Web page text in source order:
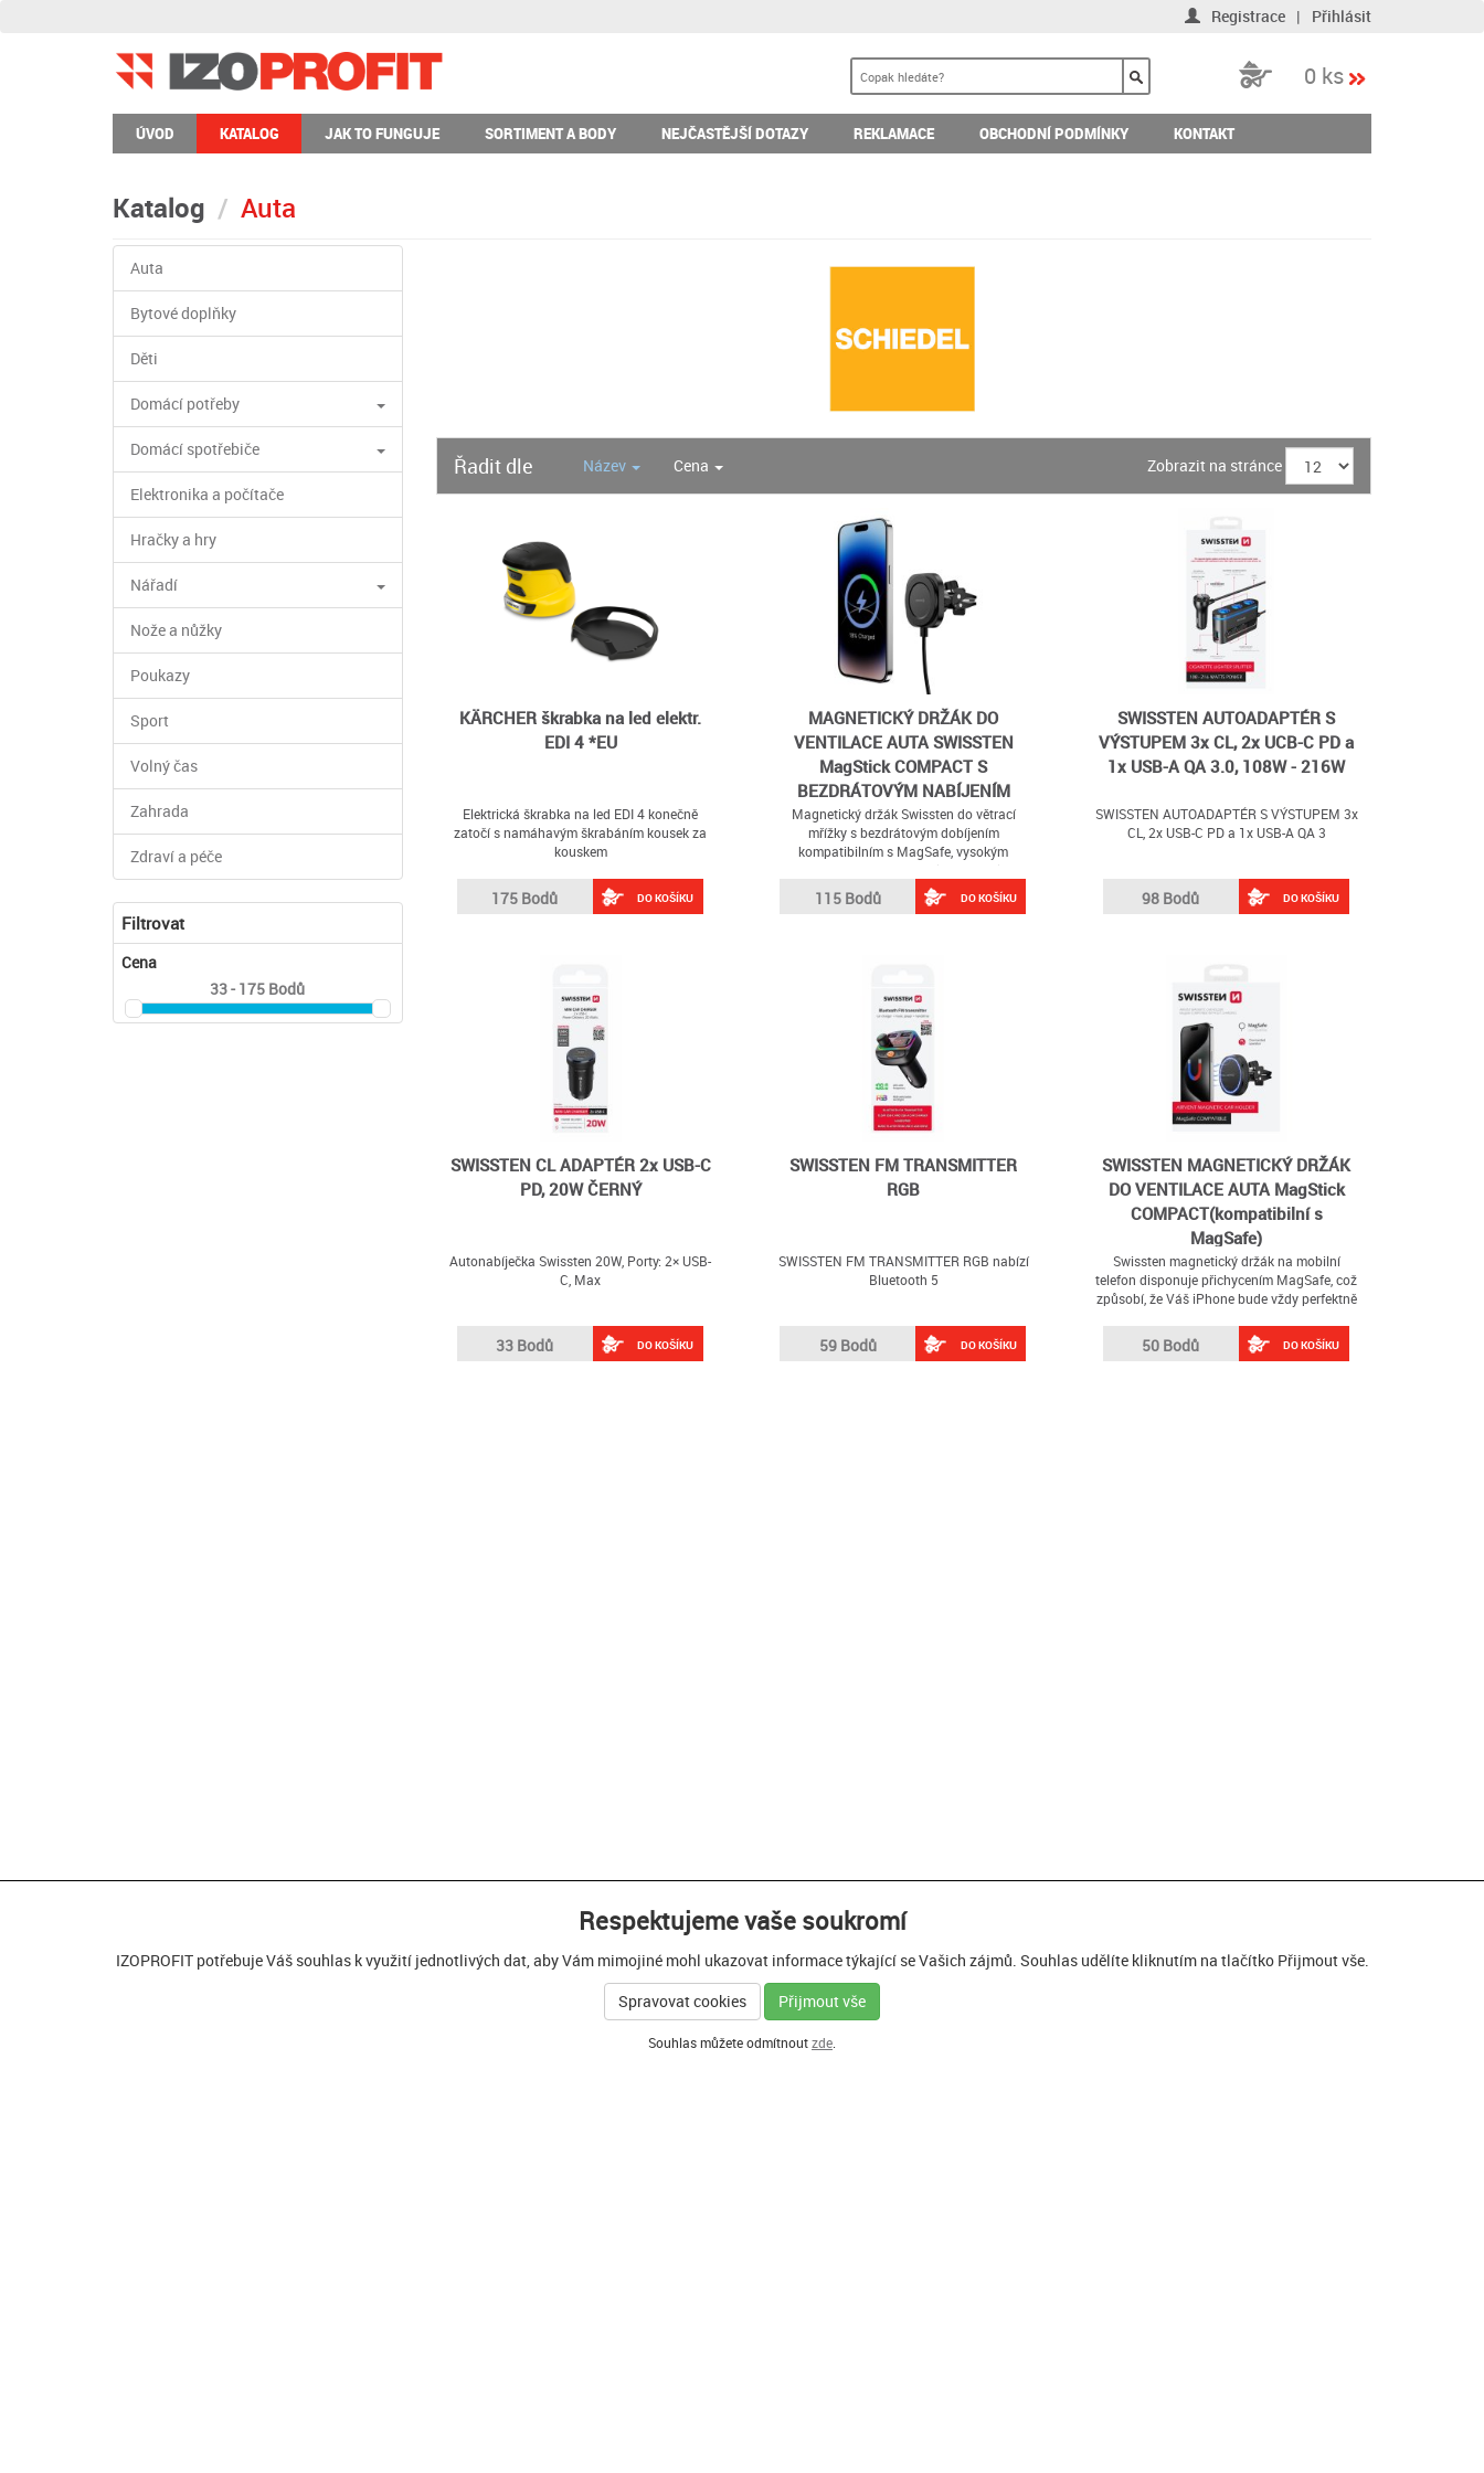
Registrace | Přihlásit
0 ks
ÚVOD KATALOG JAK TO FUNGUJE SORTIMENT A BODY NEJČASTĚJŠÍ DOTAZY REKLAMACE OBCHODNÍ PODMÍNKY KONTAKT
Katalog Auta
Auta
Bytové doplňky
Děti
Domácí potřeby
Domácí spotřebiče
Elektronika a počítače
Hračky a hry
Nářadí
Nože a nůžky
Poukazy
Sport
Volný čas
Zahrada
Zdraví a péče
Filtrovat
Cena
33 - 175 Bodů
Řadit dle Název Cena Zobrazit na stránce
KÄRCHER škrabka na led elektr.
EDI 4 *EU
Elektrická škrabka na led EDI 4 konečně
zatočí s namáhavým škrabáním kousek za
kouskem
175 Bodů DO KOŠÍKU
MAGNETICKÝ DRŽÁK DO
VENTILACE AUTA SWISSTEN
MagStick COMPACT S
BEZDRÁTOVÝM NABÍJENÍM
15W/7,5W
Magnetický držák Swissten do větrací
mřížky s bezdrátovým dobíjením
kompatibilním s MagSafe, vysokým
výkonem 15W a odpojitelným kabelem
115 Bodů DO KOŠÍKU
SWISSTEN AUTOADAPTÉR S
VÝSTUPEM 3x CL, 2x UCB-C PD a
1x USB-A QA 3.0, 108W - 216W
SWISSTEN AUTOADAPTÉR S VÝSTUPEM 3x
CL, 2x USB-C PD a 1x USB-A QA 3
98 Bodů DO KOŠÍKU
SWISSTEN CL ADAPTÉR 2x USB-C
PD, 20W ČERNÝ
Autonabíječka Swissten 20W, Porty: 2× USB-
C, Max
33 Bodů DO KOŠÍKU
SWISSTEN FM TRANSMITTER
RGB
SWISSTEN FM TRANSMITTER RGB nabízí
Bluetooth 5
59 Bodů DO KOŠÍKU
SWISSTEN MAGNETICKÝ DRŽÁK
DO VENTILACE AUTA MagStick
COMPACT(kompatibilní s
MagSafe)
Swissten magnetický držák na mobilní
telefon disponuje přichycením MagSafe, což
způsobí, že Váš iPhone bude vždy perfektně
50 Bodů DO KOŠÍKU
Respektujeme vaše soukromí
IZOPROFIT potřebuje Váš souhlas k využití jednotlivých dat, aby Vám mimojiné mohl ukazovat informace týkající se Vašich zájmů. Souhlas udělíte kliknutím na tlačítko Přijmout vše.
Spravovat cookies
Přijmout vše
Souhlas můžete odmítnoutzde